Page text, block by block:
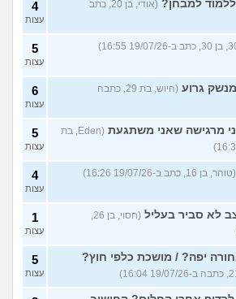
למבחן?
(אודי, בן 20, כתב
4
עצות
5
עצות
מנשק גרוע
(היוש, בת 29, כתבה
6
עצות
מרגישה שאני משתגעת
(Eden, בת
5
עצות
(טוהר, בן 16, כתב ב-19/07/26 16:26) 4
עצות
לא סביר בעליל 1
עצות
יפה? / מושכת כלפי חוץ? 5
עצות